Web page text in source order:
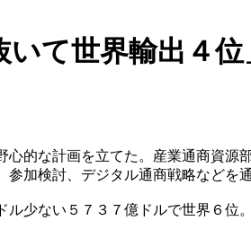
て世界輸出４位
的な計画を立てた。産業通商資
加検討、デジタル通商戦略などを
少ない５７３７億ドルで世界６